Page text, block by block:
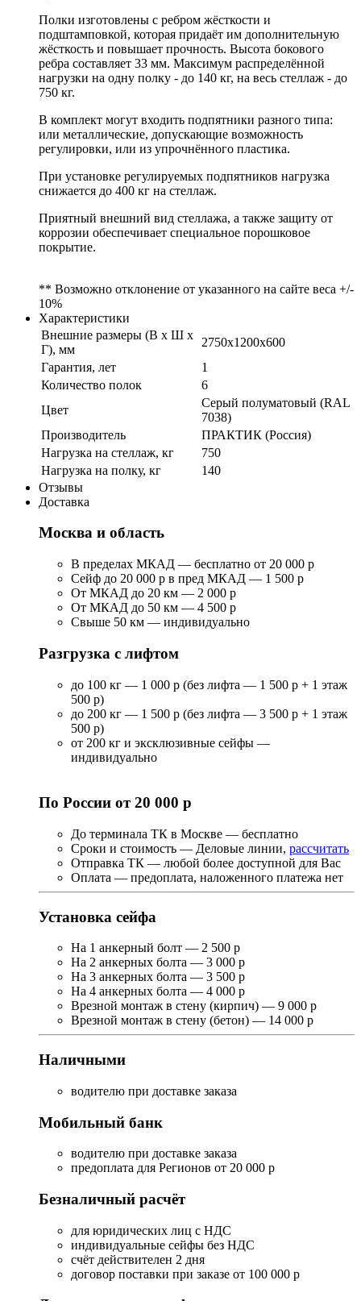
Полки изготовлены с ребром жёсткости и
подштамповкой, которая придаёт им дополнительную
жёсткость и повышает прочность. Высота бокового
ребра составляет 33 мм. Максимум распределённой
нагрузки на одну полку - до 140 кг, на весь стеллаж - до
750 кг.
В комплект могут входить подпятники разного типа:
или металлические, допускающие возможность
регулировки, или из упрочнённого пластика.
При установке регулируемых подпятников нагрузка
снижается до 400 кг на стеллаж.
Приятный внешний вид стеллажа, а также защиту от
коррозии обеспечивает специальное порошковое
покрытие.
** Возможно отклонение от указанного на сайте веса +/-
10%
Характеристики
Внешние размеры (В х Ш х
Г), мм
2750x1200x600
Гарантия, лет
1
Количество полок
6
Цвет
Серый полуматовый (RAL
7038)
Производитель
ПРАКТИК (Россия)
Нагрузка на стеллаж, кг
750
Нагрузка на полку, кг
140
Отзывы
Доставка
Москва и область
В пределах МКАД — бесплатно от 20 000 р
Сейф до 20 000 р в пред МКАД — 1 500 р
От МКАД до 20 км — 2 000 р
От МКАД до 50 км — 4 500 р
Свыше 50 км — индивидуально
Разгрузка с лифтом
до 100 кг — 1 000 р (без лифта — 1 500 р + 1 этаж
500 р)
до 200 кг — 1 500 р (без лифта — 3 500 р + 1 этаж
500 р)
от 200 кг и эксклюзивные сейфы —
индивидуально
По России от 20 000 р
До терминала ТК в Москве — бесплатно
Сроки и стоимость — Деловые линии, рассчитать
Отправка ТК — любой более доступной для Вас
Оплата — предоплата, наложенного платежа нет
Установка сейфа
На 1 анкерный болт — 2 500 р
На 2 анкерных болта — 3 000 р
На 3 анкерных болта — 3 500 р
На 4 анкерных болта — 4 000 р
Врезной монтаж в стену (кирпич) — 9 000 р
Врезной монтаж в стену (бетон) — 14 000 р
Наличными
водителю при доставке заказа
Мобильный банк
водителю при доставке заказа
предоплата для Регионов от 20 000 р
Безналичный расчёт
для юридических лиц с НДС
индивидуальные сейфы без НДС
счёт действителен 2 дня
договор поставки при заказе от 100 000 р